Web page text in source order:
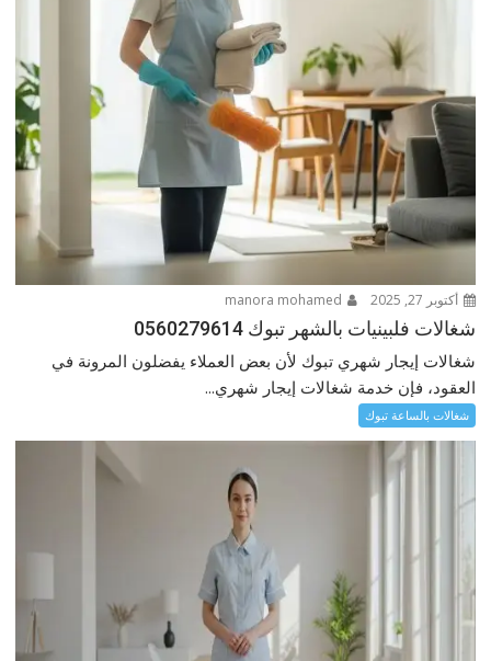
أكتوبر 27, 2025
شغالات فلبينيات بالشهر تبوك 0560279614
شغالات إيجار شهري تبوك لأن بعض العملاء يفضلون المرونة في
العقود، فإن خدمة شغالات إيجار شهري...
شغالات بالساعة تبوك